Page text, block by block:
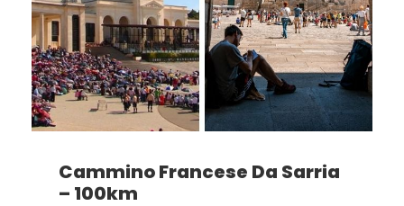
Cammino Francese Da Sarria
– 100km